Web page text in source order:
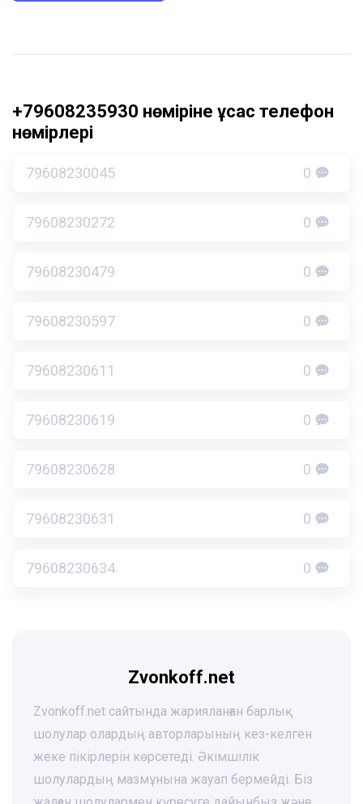
+79608235930 нөміріне ұқсас телефон
нөмірлері
79608230045 0
79608230272 0
79608230479 0
79608230597 0
79608230611 0
79608230619 0
79608230628 0
79608230631 0
79608230634 0
Zvonkoff.net
Zvonkoff.net сайтында жарияланған барлық
шолулар олардың авторларының кез-келген
жеке пікірлерін көрсетеді. Әкімшілік
шолулардың мазмұнына жауап бермейді. Біз